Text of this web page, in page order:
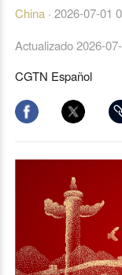
China· 2026-07-01
Actualizado2026-
CGTN Español